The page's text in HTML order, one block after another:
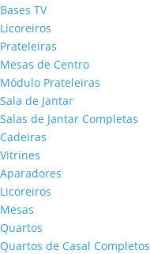
Bases TV
Licoreiros
Prateleiras
Mesas de Centro
Módulo Prateleiras
Sala de Jantar
Salas de Jantar Completas
Cadeiras
Vitrines
Aparadores
Licoreiros
Mesas
Quartos
Quartos de Casal Completos